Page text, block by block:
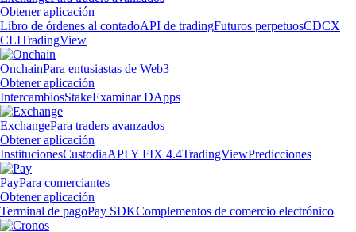
Obtener aplicación
Libro de órdenes al contadoAPI de tradingFuturos perpetuosCDCX
CLITradingView
OnchainPara entusiastas de Web3
Obtener aplicación
IntercambiosStakeExaminar DApps
ExchangePara traders avanzados
Obtener aplicación
InstitucionesCustodiaAPI Y FIX 4.4TradingViewPredicciones
PayPara comerciantes
Obtener aplicación
Terminal de pagoPay SDKComplementos de comercio electrónico